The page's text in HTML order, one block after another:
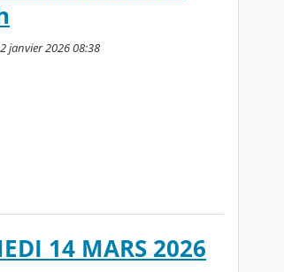
janvier 2026 08:38
14 MARS 2026